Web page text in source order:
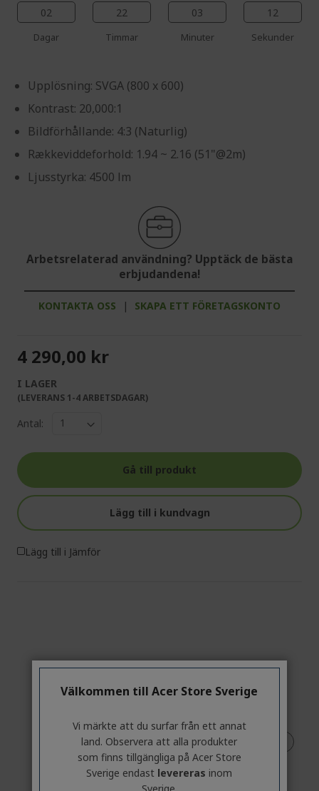
02
Dagar
22
Timmar
03
Minuter
11
Sekunder
Upplösning: SVGA (800 x 600)
Kontrast: 20,000:1
Bildförhållande: 4:3 (Naturlig)
Rækkeviddeforhold: 1.94 ~ 2.16 (51"@2m)
Ljusstyrka: 4500 lm
Arbetsrelaterad användning? Upptäck de bästa
erbjudandena!
KONTAKTA OSS | SKAPA ETT FÖRETAGSKONTO
4 290,00 kr
I LAGER
(LEVERANS 1-4 ARBETSDAGAR)
Antal:
Gå till produkt
Lägg till i kundvagn
Lägg till i Jämför
Välkommen till Acer Store Sverige
Vi märkte att du surfar från ett annat
land. Observera att alla produkter
som finns tillgängliga på Acer Store
Sverige endast levereras inom